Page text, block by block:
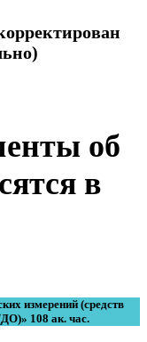
об
в
измерений (средств
108 ак. час.